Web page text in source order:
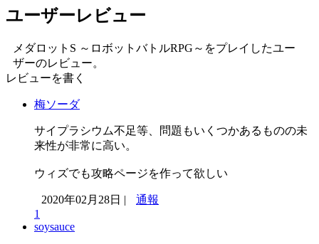
ユーザーレビュー
メダロットS ～ロボットバトルRPG～をプレイしたユー
ザーのレビュー。
レビューを書く
梅ソーダ
サイプラシウム不足等、問題もいくつかあるものの未
来性が非常に高い。
ウィズでも攻略ページを作って欲しい
2020年02月28日 |
通報
1
soysauce